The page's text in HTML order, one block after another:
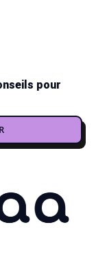
pour